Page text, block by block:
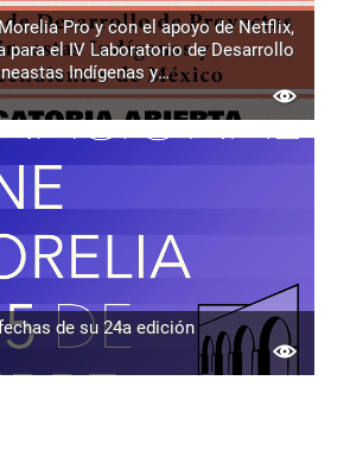
Pro y con el apoyo de Netflix,
para el IV Laboratorio de Desarrollo
Indígenas y
México
de su 24a edición